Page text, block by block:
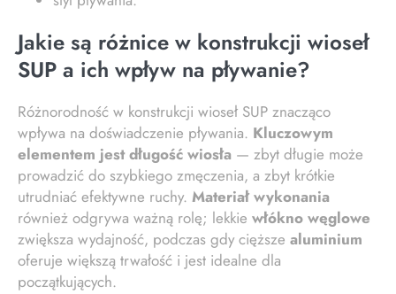
Jakie są różnice w konstrukcji wioseł
SUP a ich wpływ na pływanie?
Różnorodność w konstrukcji wioseł SUP znacząco
wpływa na doświadczenie pływania. Kluczowym
elementem jest długość wiosła — zbyt długie może
prowadzić do szybkiego zmęczenia, a zbyt krótkie
utrudniać efektywne ruchy. Materiał wykonania
również odgrywa ważną rolę; lekkie włókno węglowe
zwiększa wydajność, podczas gdy cięższe aluminium
oferuje większą trwałość i jest idealne dla
początkujących.